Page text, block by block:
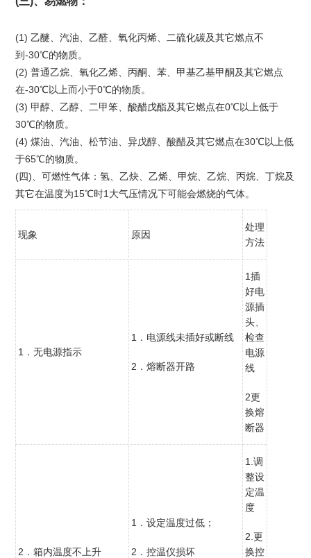
(1) 乙醚、汽油、乙醛、氧化丙烯、二硫化碳及其它燃点不
到-30℃的物质。
(2) 普通乙烷、氧化乙烯、丙酮、苯、甲基乙基甲酮及其它燃点
在-30℃以上而小于0℃的物质。
(3) 甲醇、乙醇、二甲笨、酸醋戊酯及其它燃点在0℃以上低于
30℃的物质。
(4) 煤油、汽油、松节油、异戊醇、酸醋及其它燃点在30℃以上低
于65℃的物质。
(四)、可燃性气体：氢、乙炔、乙烯、甲烷、乙烷、丙烷、丁烷及
其它在温度为15℃时1大气压情况下可能会燃烧的气体。
现象 原因
处理
方法
1．无电源指示
1．电源线未插好或断线
2．熔断器开路
1插
好电
源插
头、
检查
电源
线
2更
换熔
断器
2．箱内温度不上升
1．设定温度过低；
2．控温仪损坏
1.调
整设
定温
度
2.更
换控